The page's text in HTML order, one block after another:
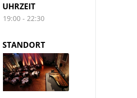
UHRZEIT
19:00 - 22:30
STANDORT